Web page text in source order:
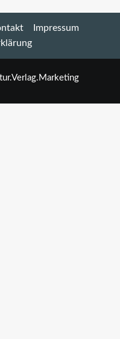
Impressum